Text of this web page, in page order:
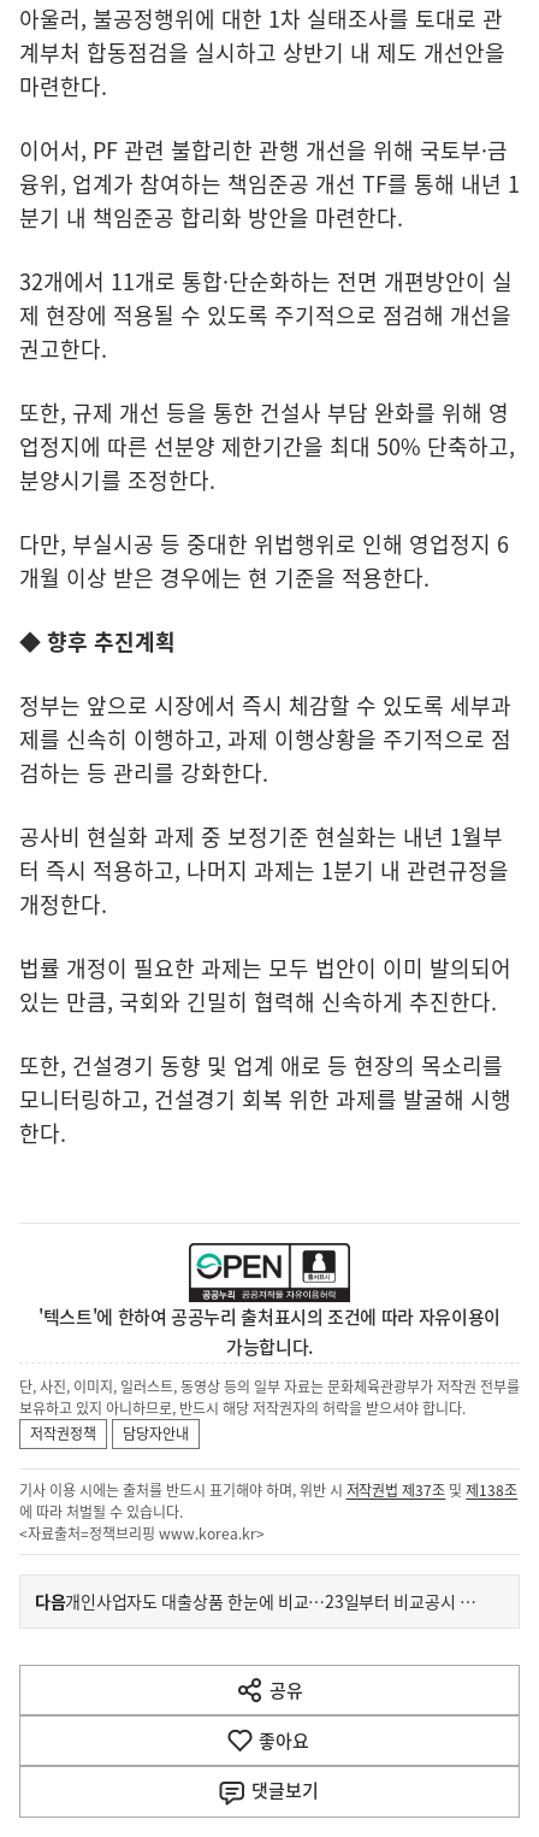
아울러, 불공정행위에 대한 1차 실태조사를 토대로 관
계부처 합동점검을 실시하고 상반기 내 제도 개선안을
마련한다.
이어서, PF 관련 불합리한 관행 개선을 위해 국토부·금
융위, 업계가 참여하는 책임준공 개선 TF를 통해 내년 1
분기 내 책임준공 합리화 방안을 마련한다.
32개에서 11개로 통합·단순화하는 전면 개편방안이 실
제 현장에 적용될 수 있도록 주기적으로 점검해 개선을
권고한다.
또한, 규제 개선 등을 통한 건설사 부담 완화를 위해 영
업정지에 따른 선분양 제한기간을 최대 50% 단축하고,
분양시기를 조정한다.
다만, 부실시공 등 중대한 위법행위로 인해 영업정지 6
개월 이상 받은 경우에는 현 기준을 적용한다.
◆ 향후 추진계획
정부는 앞으로 시장에서 즉시 체감할 수 있도록 세부과
제를 신속히 이행하고, 과제 이행상황을 주기적으로 점
검하는 등 관리를 강화한다.
공사비 현실화 과제 중 보정기준 현실화는 내년 1월부
터 즉시 적용하고, 나머지 과제는 1분기 내 관련규정을
개정한다.
법률 개정이 필요한 과제는 모두 법안이 이미 발의되어
있는 만큼, 국회와 긴밀히 협력해 신속하게 추진한다.
또한, 건설경기 동향 및 업계 애로 등 현장의 목소리를
모니터링하고, 건설경기 회복 위한 과제를 발굴해 시행
한다.
'텍스트'에 한하여 공공누리 출처표시의 조건에 따라 자유이용이
가능합니다.
단, 사진, 이미지, 일러스트, 동영상 등의 일부 자료는 문화체육관광부가 저작권 전부를
보유하고 있지 아니하므로, 반드시 해당 저작권자의 허락을 받으셔야 합니다.
저작권정책
담당자안내
기사 이용 시에는 출처를 반드시 표기해야 하며, 위반 시 저작권법 제37조 및제138조
에 따라 처벌될 수 있습니다.
<자료출처=정책브리핑 www.korea.kr>
이
전
다
음
다음기
개인사업자도 대출상품 한눈에 비교…23일부터 비교공시 서비스
공유
열
기
좋아요
댓글보기